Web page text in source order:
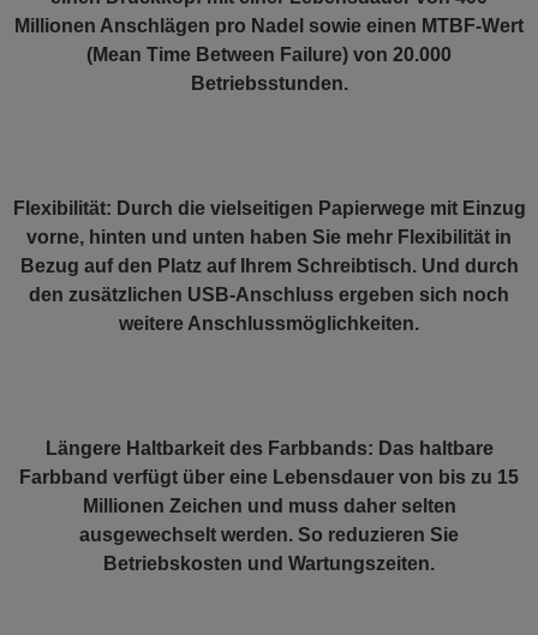
Millionen Anschlägen pro Nadel sowie einen MTBF-Wert
(Mean Time Between Failure) von 20.000
Betriebsstunden.
Flexibilität: Durch die vielseitigen Papierwege mit Einzug
vorne, hinten und unten haben Sie mehr Flexibilität in
Bezug auf den Platz auf Ihrem Schreibtisch. Und durch
den zusätzlichen USB-Anschluss ergeben sich noch
weitere Anschlussmöglichkeiten.
Längere Haltbarkeit des Farbbands: Das haltbare
Farbband verfügt über eine Lebensdauer von bis zu 15
Millionen Zeichen und muss daher selten
ausgewechselt werden. So reduzieren Sie
Betriebskosten und Wartungszeiten.